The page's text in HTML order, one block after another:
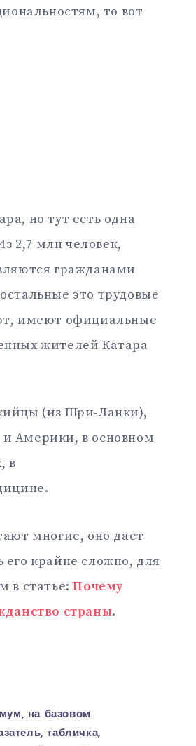
то вот
но тут есть одна
2,7 млн человек,
гражданами
это трудовые
имеют официальные
жителей Катара
(из Шри-Ланки),
и Америки, в основном
в
многие, оно дает
крайне сложно, для
в статье:Почему
страны.
на базовом
табличка,